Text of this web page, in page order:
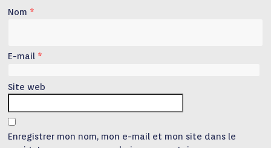
Nom *
E-mail *
Site web
Enregistrer mon nom, mon e-mail et mon site dans le